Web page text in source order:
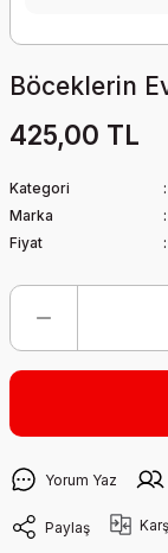
Böceklerin
425,00 TL
Kategori
Marka
Fiyat
Yorum Yaz
Paylaş